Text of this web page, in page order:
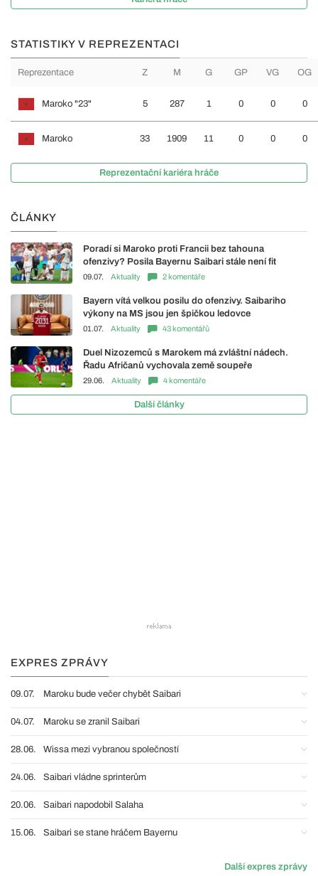
STATISTIKY V REPREZENTACI
Reprezentace Z M G GP VG OG
Maroko "23" 5 287 1 0 0 0
Maroko 33 1909 11 0 0 0
Reprezentační kariéra hráče
ČLÁNKY
Poradí si Maroko proti Francii bez tahouna
ofenzivy? Posila Bayernu Saibari stále není fit
09.07. Aktuality 2 komentáře
Bayern vítá velkou posilu do ofenzivy. Saibariho
výkony na MS jsou jen špičkou ledovce
01.07. Aktuality 43 komentářů
Duel Nizozemců s Marokem má zvláštní nádech.
Řadu Afričanů vychovala země soupeře
29.06. Aktuality 4 komentáře
Další články
EXPRES ZPRÁVY
09.07. Maroku bude večer chybět Saibari
04.07. Maroku se zranil Saibari
28.06. Wissa mezi vybranou společností
24.06. Saibari vládne sprinterům
20.06. Saibari napodobil Salaha
15.06. Saibari se stane hráčem Bayernu
Další expres zprávy